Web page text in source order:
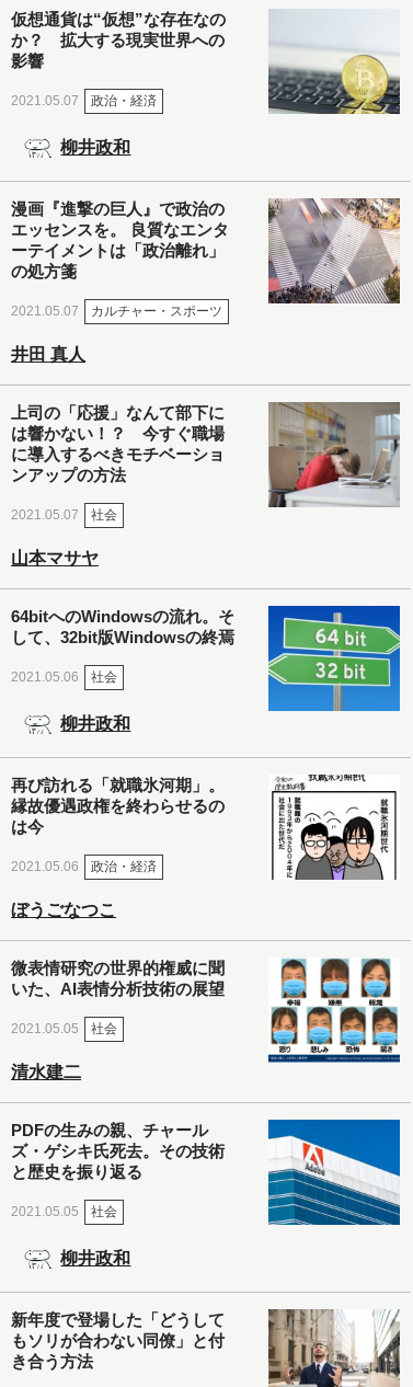
仮想通貨は“仮想”な存在なの
か？ 拡大する現実世界への
影響
2021.05.07 政治・経済
柳井政和
漫画『進撃の巨人』で政治の
エッセンスを。 良質なエンタ
ーテイメントは「政治離れ」
の処方箋
2021.05.07 カルチャー・スポーツ
井田 真人
上司の「応援」なんて部下に
は響かない！？ 今すぐ職場
に導入するべきモチベーショ
ンアップの方法
2021.05.07 社会
山本マサヤ
64bitへのWindowsの流れ。そ
して、32bit版Windowsの終焉
2021.05.06 社会
柳井政和
再び訪れる「就職氷河期」。
縁故優遇政権を終わらせるの
は今
2021.05.06 政治・経済
ぼうごなつこ
微表情研究の世界的権威に聞
いた、AI表情分析技術の展望
2021.05.05 社会
清水建二
PDFの生みの親、チャール
ズ・ゲシキ氏死去。その技術
と歴史を振り返る
2021.05.05 社会
柳井政和
新年度で登場した「どうして
もソリが合わない同僚」と付
き合う方法